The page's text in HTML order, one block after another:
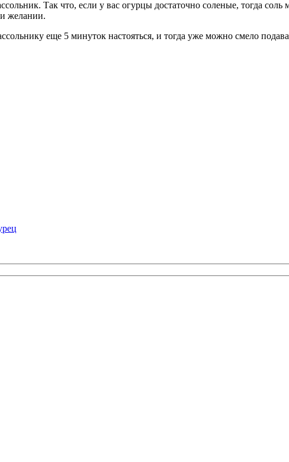
Так что, если у вас огурцы достаточно соленые, тогда
желании.
еще 5 минуток настояться, и тогда уже можно смело